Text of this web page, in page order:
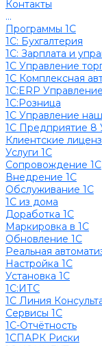
Контакты
...
Программы 1С
1C: Бухгалтерия
1С: Зарплата и
1С Управление
1С Комплексная
1С:ERP
1С:Розница
1С Управление
1С Предприятие 8
Клиентские
Услуги 1С
Сопровождение 1С
Внедрение 1С
Обслуживание 1С
1С из дома
Доработка 1С
Маркировка в 1С
Обновление 1С
Реальная
Настройка 1С
Установка 1С
1С:ИТС
1С Линия
Сервисы 1С
1С-Отчётность
1СПАРК Риски